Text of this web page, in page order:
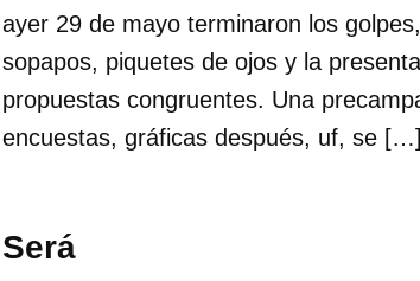
ayer 29 de mayo terminaron los
sopapos, piquetes de ojos y la
propuestas congruentes. Una
encuestas, gráficas después, uf, se […]
Será